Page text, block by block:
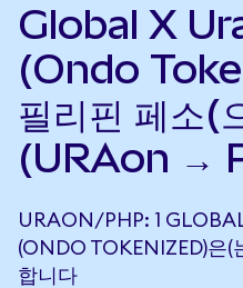
Global X
(Ondo
필리핀 페소(
(URAon →
URAON/PHP: 1
(ONDO TOKENIZED)은(
합니다